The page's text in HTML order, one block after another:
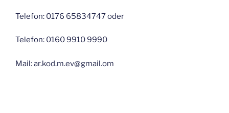
Telefon: 0176 65834747 oder
Telefon: 0160 9910 9990
Mail: ar.kod.m.ev@gmail.om